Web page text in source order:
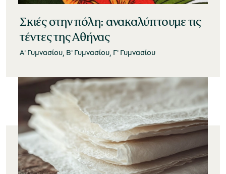
Σκιές στην πόλη: ανακαλύπτουμε τις
τέντες της Αθήνας
Α' Γυμνασίου, Β' Γυμνασίου, Γ' Γυμνασίου